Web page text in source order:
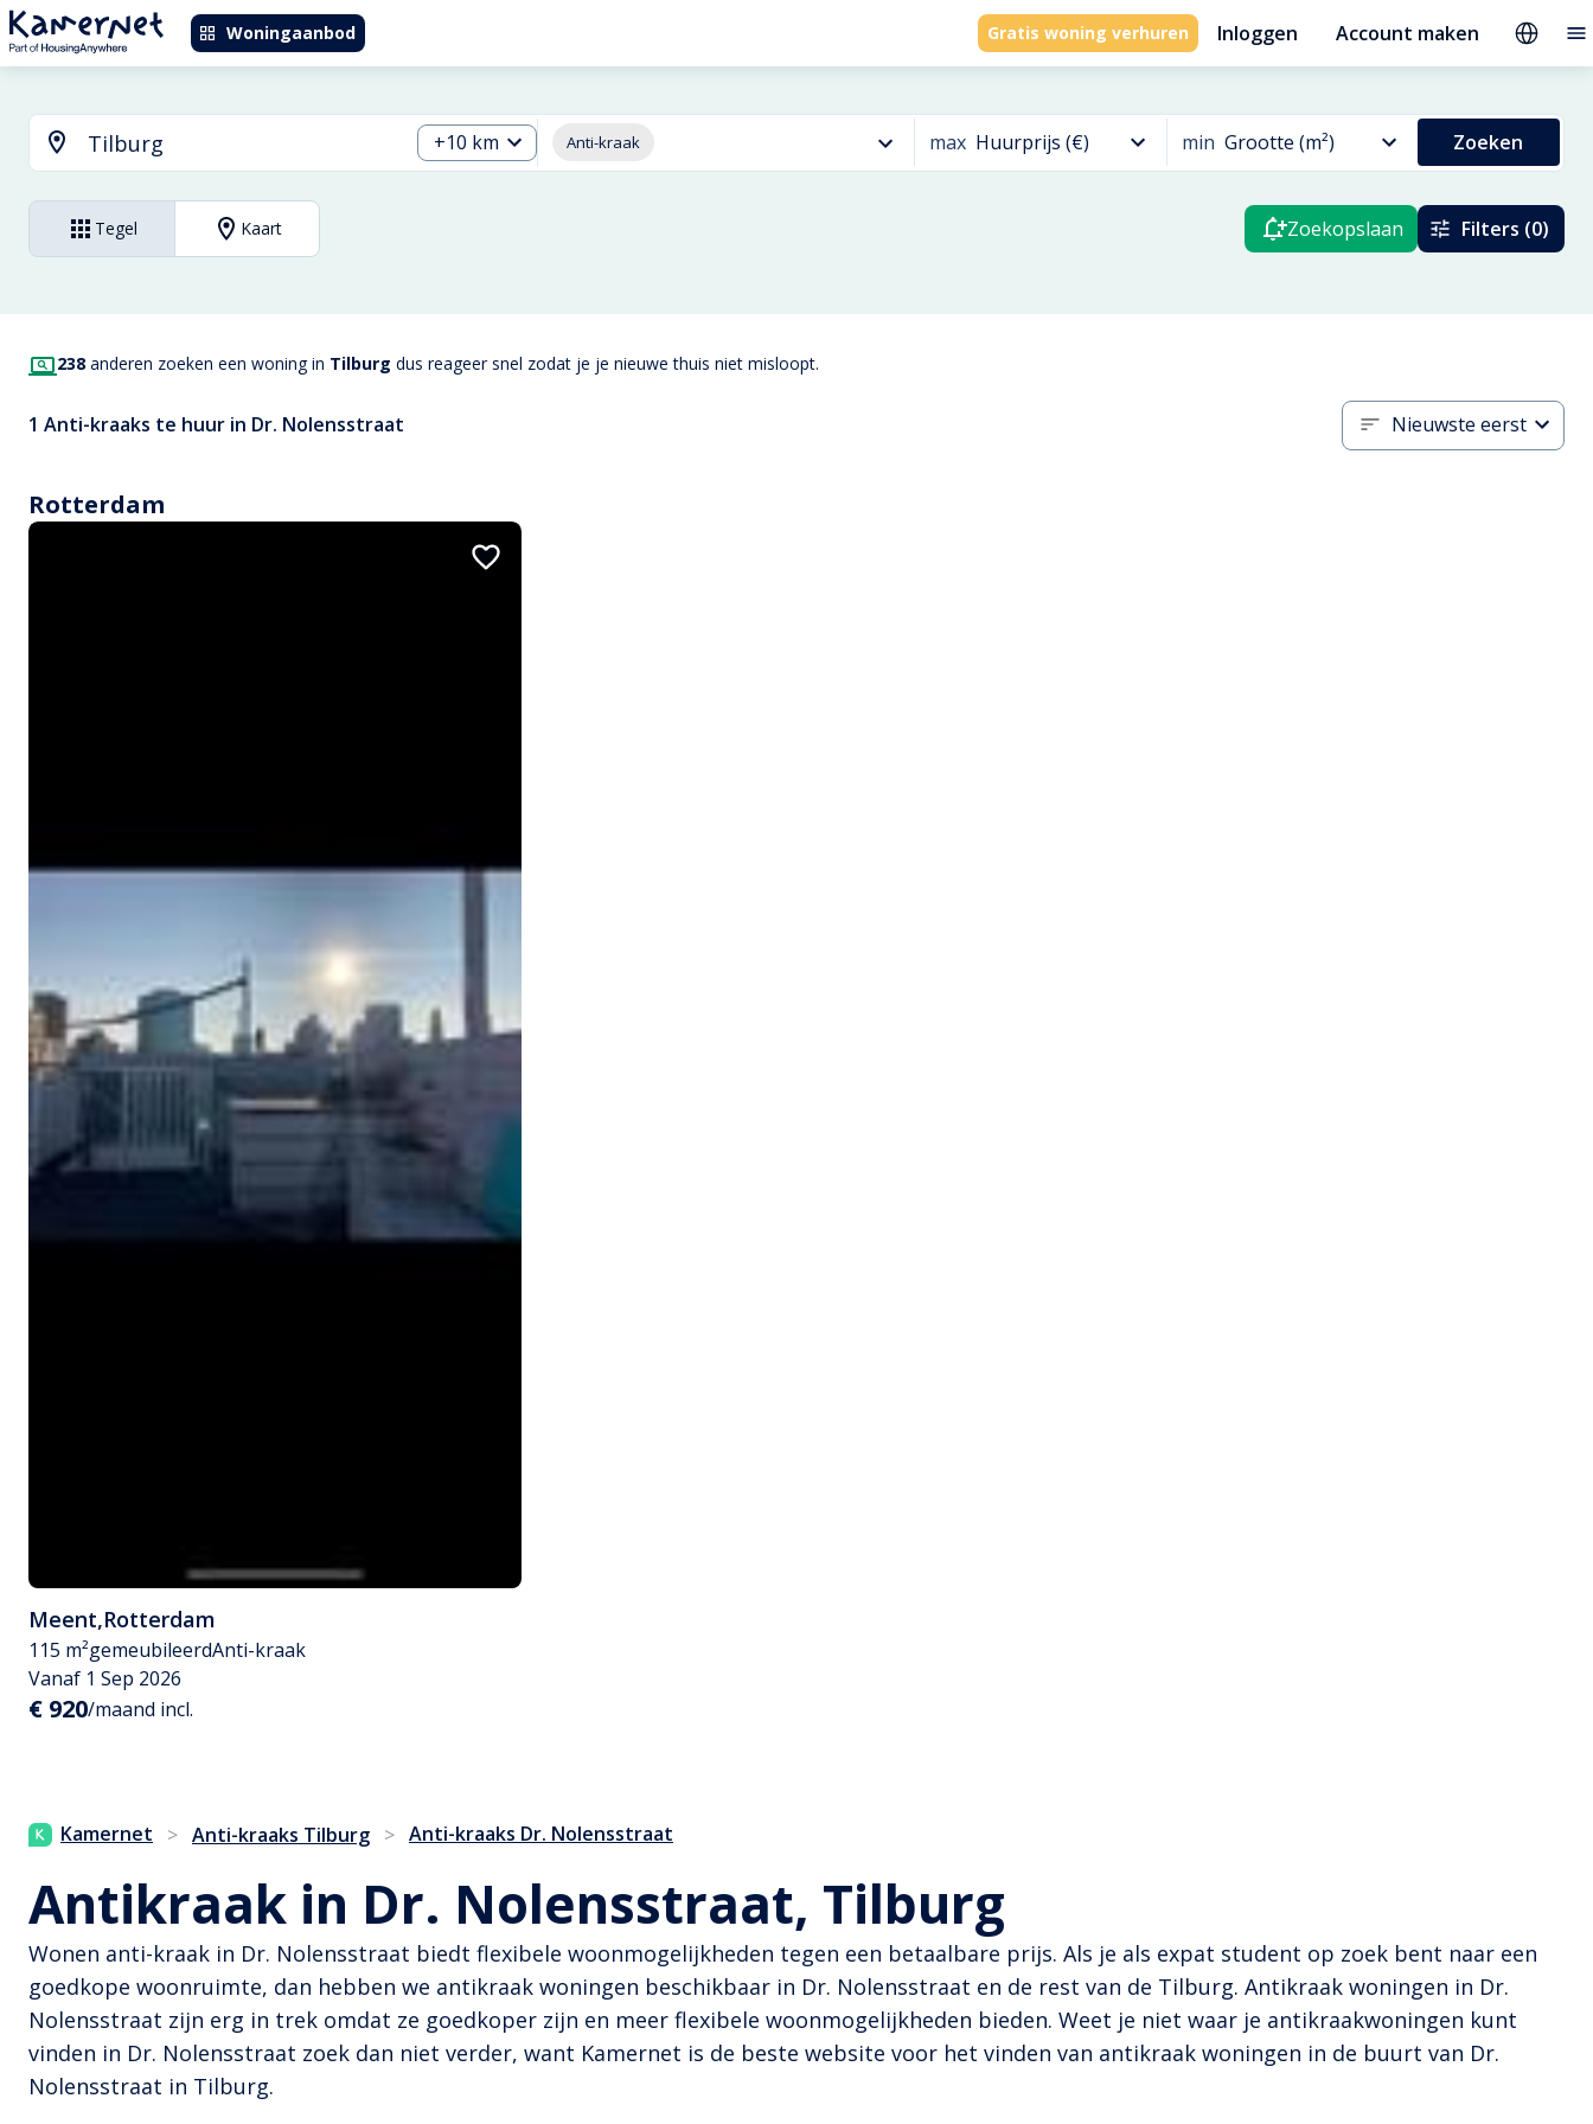
Woningaanbod Gratis woning verhuren Inloggen Account maken
+10 km Anti-kraak max Huurprijs (€) min Grootte (m²) Zoeken
Tegel Kaart Zoekopslaan Filters (0)
238 anderen zoeken een woning in Tilburg dus reageer snel zodat je je nieuwe thuis niet misloopt.
1 Anti-kraaks te huur in Dr. Nolensstraat Nieuwste eerst
Rotterdam
Meent,Rotterdam
115 m²gemeubileerdAnti-kraak
Vanaf 1 Sep 2026
€ 920/maand incl.
Kamernet > Anti-kraaks Tilburg > Anti-kraaks Dr. Nolensstraat
Antikraak in Dr. Nolensstraat, Tilburg
Wonen anti-kraak in Dr. Nolensstraat biedt flexibele woonmogelijkheden tegen een betaalbare prijs. Als je als expat student op zoek bent naar een
goedkope woonruimte, dan hebben we antikraak woningen beschikbaar in Dr. Nolensstraat en de rest van de Tilburg. Antikraak woningen in Dr.
Nolensstraat zijn erg in trek omdat ze goedkoper zijn en meer flexibele woonmogelijkheden bieden. Weet je niet waar je antikraakwoningen kunt
vinden in Dr. Nolensstraat zoek dan niet verder, want Kamernet is de beste website voor het vinden van antikraak woningen in de buurt van Dr.
Nolensstraat in Tilburg.